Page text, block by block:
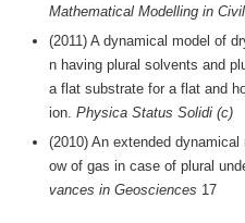
Mathematical Modelling in
(2011) A dynamical model of
n having plural solvents and
a flat substrate for a flat and
ion. Physica Status Solidi (c)
(2010) An extended
ow of gas in case of plural
vances in Geosciences 17